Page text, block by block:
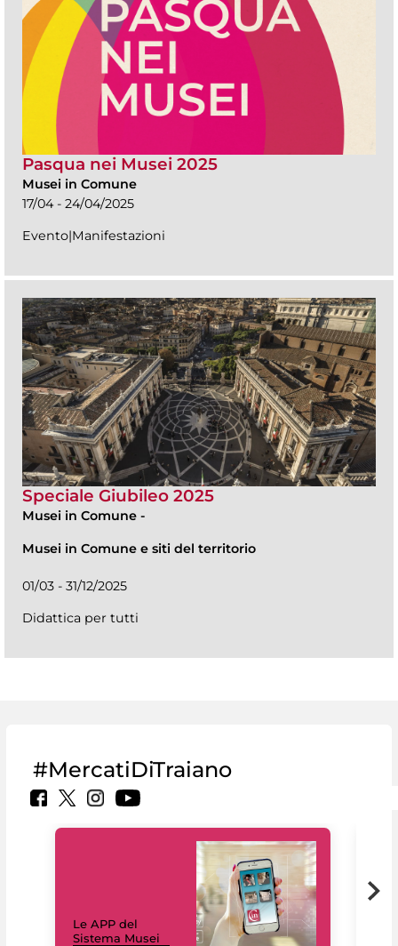
Pasqua nei Musei 2025
Musei in Comune
17/04 - 24/04/2025
Evento|Manifestazioni
Speciale Giubileo 2025
Musei in Comune -
Musei in Comune e siti del territorio
01/03 - 31/12/2025
Didattica per tutti
#MercatiDiTraiano
Le APP del
Sistema Musei